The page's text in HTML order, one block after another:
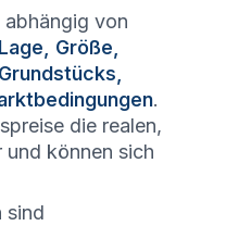
abhängig von
Lage, Größe,
.
die realen,
können sich
sind